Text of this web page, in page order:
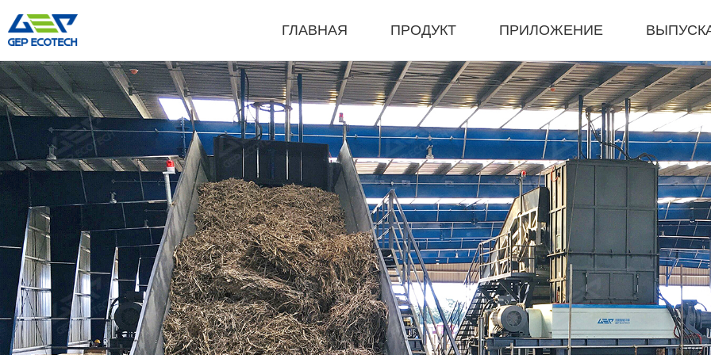
ГЛАВНАЯ ПРОДУКТ
Шредерная Машина
Двухвальный Шредер
Одновальный Шредер
Четырехвальный Шредер
Предварительный Шредер
Молотковая Дробилка (Hammer Mill Grinder)
Более»
Дробильная Машина
Молотковый Измельчитель
Щековая Дробилка
Роторная Дробилка
Конусная Дробилка
Дробилка VSI
Уплотнитель И Гранулятор
Гидравлический Пресс-Подборщик
Машина Для RDF-Пеллет
Универсальный Гранулятор
Шлифовальный Станок Для Резины
Машина Для Биомассовых Гранул
Полный
Закрытая
Мобильный
Линия
Система
ПРИЛОЖЕНИЕ